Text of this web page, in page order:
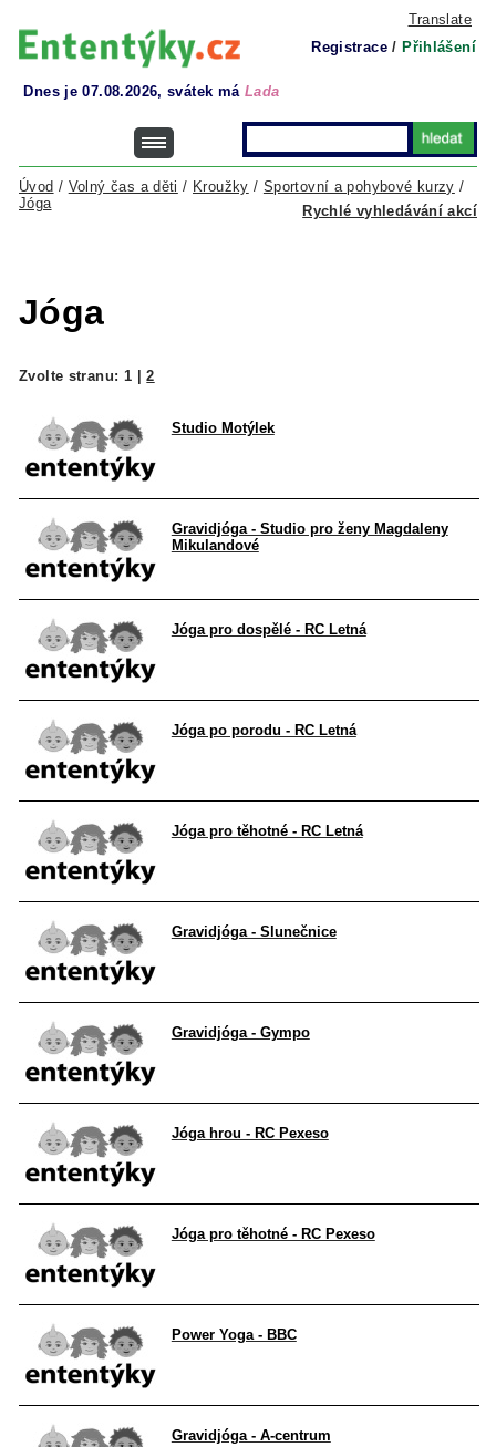
Translate
Registrace / Přihlášení
Dnes je 07.08.2026, svátek má Lada
Rychlé vyhledávání akcí
Úvod / Volný čas a děti / Kroužky / Sportovní a pohybové kurzy /
Jóga
Jóga
Zvolte stranu: 1 |2
Studio Motýlek
Gravidjóga - Studio pro ženy Magdaleny
Mikulandové
Jóga pro dospělé - RC Letná
Jóga po porodu - RC Letná
Jóga pro těhotné - RC Letná
Gravidjóga - Slunečnice
Gravidjóga - Gympo
Jóga hrou - RC Pexeso
Jóga pro těhotné - RC Pexeso
Power Yoga - BBC
Gravidjóga - A-centrum